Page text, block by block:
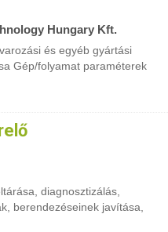
Hungary Kft.
és egyéb gyártási
Gép/folyamat paraméterek
diagnosztizálás,
berendezéseinek javítása,